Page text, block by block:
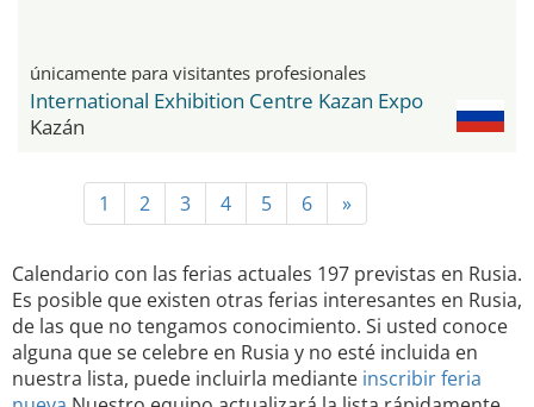
únicamente para visitantes profesionales
International Exhibition Centre Kazan Expo
Kazán
1 2 3 4 5 6 »
Calendario con las ferias actuales 197 previstas en Rusia.
Es posible que existen otras ferias interesantes en Rusia,
de las que no tengamos conocimiento. Si usted conoce
alguna que se celebre en Rusia y no esté incluida en
nuestra lista, puede incluirla mediante inscribir feria